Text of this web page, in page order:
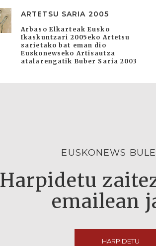
ARTETSU SARIA 2005
Arbaso Elkarteak Eusko
Ikaskuntzari 2005eko Artetsu
sarietako bat eman dio
Euskonewseko Artisautza
atalarengatik Buber Saria 2003
EUSKONEWS
Harpidetu
emailean
HARPIDETU